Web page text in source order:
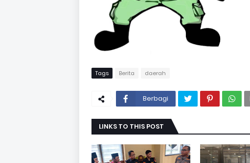
Tags Berita daerah
Berbagi
LINKS TO THIS POST